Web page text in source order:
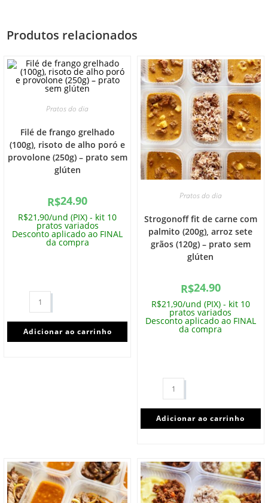
Produtos relacionados
Pratos do dia
Filé de frango grelhado
(100g), risoto de alho poró e
provolone (250g) – prato sem
glúten
R$24.90
R$21,90/und (PIX) - kit 10
pratos variados
Desconto aplicado ao FINAL
da compra
Adicionar ao carrinho
Pratos do dia
Strogonoff fit de carne com
palmito (200g), arroz sete
grãos (120g) – prato sem
glúten
R$24.90
R$21,90/und (PIX) - kit 10
pratos variados
Desconto aplicado ao FINAL
da compra
Adicionar ao carrinho